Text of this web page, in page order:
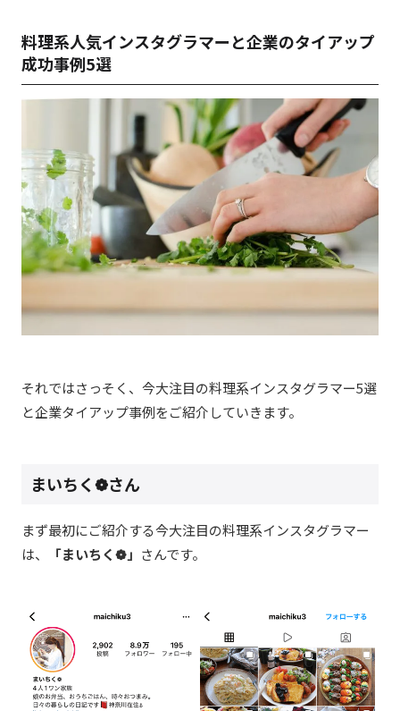
料理系人気インスタグラマーと企業のタイアップ
成功事例5選
それではさっそく、今大注目の料理系インスタグラマー5選
と企業タイアップ事例をご紹介していきます。
まいちく❁さん
まず最初にご紹介する今大注目の料理系インスタグラマー
は、
「まいちく❁」 さんです。